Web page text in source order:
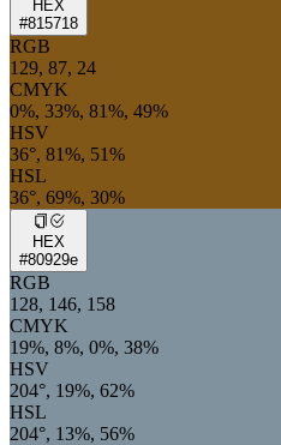
HEX
#815718
RGB
129, 87, 24
CMYK
0%, 33%, 81%, 49%
HSV
36°, 81%, 51%
HSL
36°, 69%, 30%
HEX
#80929e
RGB
128, 146, 158
CMYK
19%, 8%, 0%, 38%
HSV
204°, 19%, 62%
HSL
204°, 13%, 56%